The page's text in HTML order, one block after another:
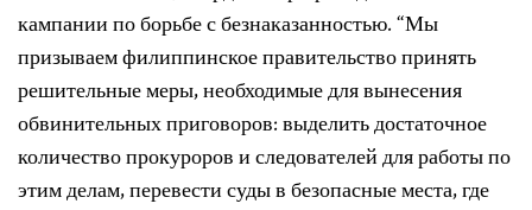
кампании по борьбе с безнаказанностью. “Мы
призываем филиппинское правительство принять
решительные меры, необходимые для вынесения
обвинительных приговоров: выделить достаточное
количество прокуроров и следователей для работы по
этим делам, перевести суды в безопасные места, где